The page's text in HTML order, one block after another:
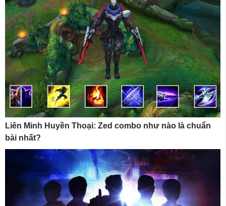
Liên Minh Huyền Thoại: Zed combo như nào là chuẩn
bài nhất?